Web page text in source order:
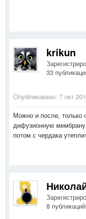
krikun
33
Опубликовано: 7 окт
Можно и после, только
дифузионную мембрану
потом с чердака
8 публикаций